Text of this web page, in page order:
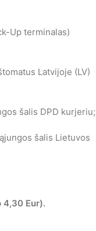
Up terminalas)
Latvijoje (LV)
šalis DPD kurjeriu;
šalis Lietuvos
4,30 Eur).